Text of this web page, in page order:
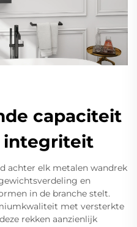
capaciteit
integriteit
achter elk metalen wandrek
en
in de branche stelt.
met versterkte
rekken aanzienlijk